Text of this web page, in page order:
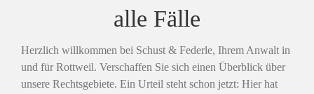
alle Fälle
Herzlich willkommen bei Schust & Federle, Ihrem Anwalt in
und für Rottweil. Verschaffen Sie sich einen Überblick über
unsere Rechtsgebiete. Ein Urteil steht schon jetzt: Hier hat